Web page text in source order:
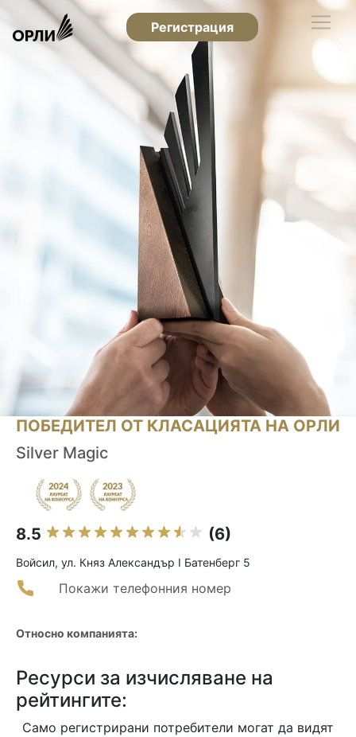
Регистрация
ПОБЕДИТЕЛ ОТ КЛАСАЦИЯТА НА ОРЛИ
Silver Magic
8.5 (6)
Войсил, ул. Княз Александър I Батенберг 5
Покажи телефонния номер
Относно компанията:
Ресурси за изчисляване на
рейтингите:
Само регистрирани потребители могат да видят